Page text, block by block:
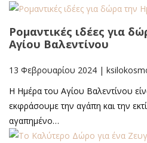
Ρομαντικές ιδέες για
Αγίου Βαλεντίνου
13 Φεβρουαρίου 2024 |
Η Ημέρα του Αγίου Βαλεντίνου
εκφράσουμε την αγάπη και την
αγαπημένο…